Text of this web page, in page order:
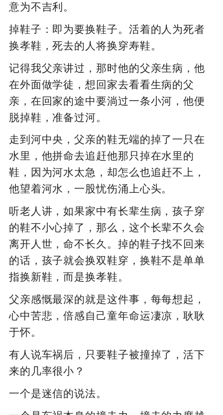
意为不吉利。
掉鞋子：即为要换鞋子。活着的人为死者
换孝鞋，死去的人将换穿寿鞋。
记得我父亲讲过，那时他的父亲生病，他
在外面做学徒，想回家去看看生病的父
亲，在回家的途中要淌过一条小河，他便
脱掉鞋，准备过河。
走到河中央，父亲的鞋无端的掉了一只在
水里，他拼命去追赶他那只掉在水里的
鞋，因为河水太急，却怎么也追赶不上，
他望着河水，一股忧伤涌上心头。
听老人讲，如果家中有长辈生病，孩子穿
的鞋不小心掉了，那么，这个长辈不久会
离开人世，命不长久。掉的鞋子找不回来
的话，孩子就会换双鞋穿，换鞋不是单单
指换新鞋，而是换孝鞋。
父亲感慨最深的就是这件事，每每想起，
心中苦悲，倍感自己童年命运凄凉，耿耿
于怀。
有人说车祸后，只要鞋子被撞掉了，活下
来的几率很小？
一个是迷信的说法。